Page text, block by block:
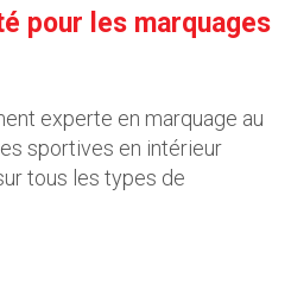
pour les marquages
experte en marquage au
sportives en intérieur
tous les types de